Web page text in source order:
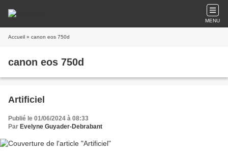
MENU
Accueil » canon eos 750d
canon eos 750d
Artificiel
Publié le 01/06/2024 à 08:33
Par Evelyne Guyader-Debrabant